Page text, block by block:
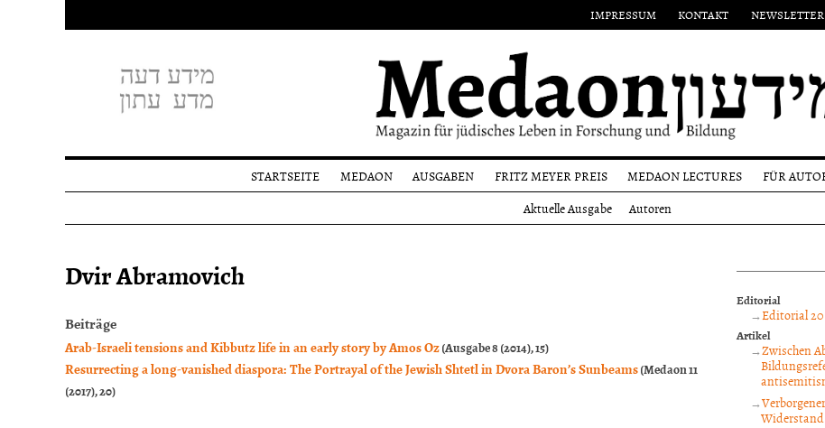
IMPRESSUM KONTAKT NEWSLETTER
STARTSEITE
MEDAON
AUSGABEN
Ausgabe
FRITZ MEYER PREIS
Namensgeber
MEDAON LECTURES
FÜR
und
Aktuelle Ausgabe Autoren
Dvir Abramovich
Beiträge
Arab-Israeli tensions and Kibbutz life in an early story by Amos Oz(Ausgabe 8 (2014), 15)
Resurrecting a long-vanished diaspora: The Portrayal of the Jewish Shtetl in Dvora Baron’s Sunbeams(Medaon 11
(2017), 20)
Editorial
Editorial 20
Artikel
Zwischen